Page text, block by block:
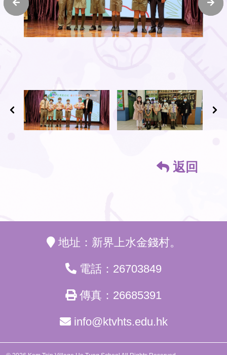
返回
地址：新界上水金錢村。
電話：26703849
傳真：26685391
info@ktvhts.edu.hk